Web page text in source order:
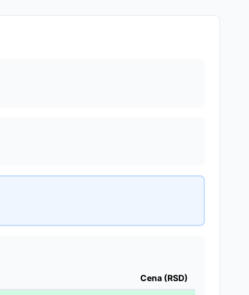
Cena (RSD)